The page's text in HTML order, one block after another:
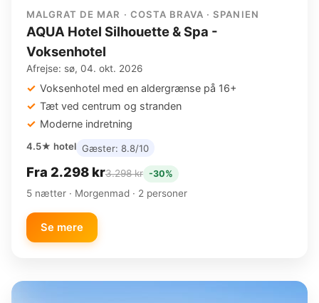
MALGRAT DE MAR · COSTA BRAVA · SPANIEN
AQUA Hotel Silhouette & Spa -
Voksenhotel
Afrejse: sø, 04. okt. 2026
Voksenhotel med en aldergrænse på 16+
Tæt ved centrum og stranden
Moderne indretning
4.5★ hotel Gæster: 8.8/10
Fra 2.298 kr3.298 kr -30%
5 nætter · Morgenmad · 2 personer
Se mere